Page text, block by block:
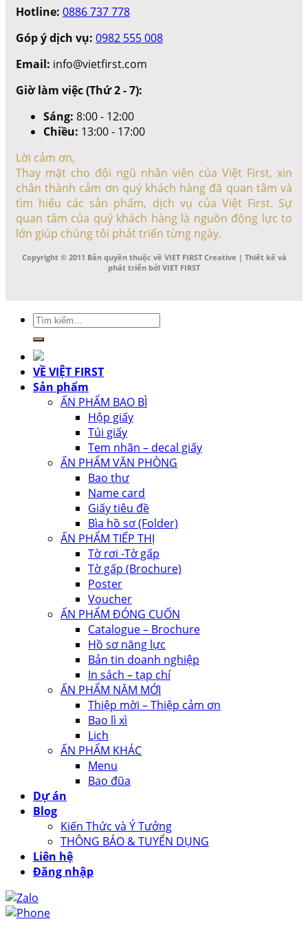
Hotline: 0886 737 778
Góp ý dịch vụ: 0982 555 008
Email: info@vietfirst.com
Giờ làm việc (Thứ 2 - 7):
Sáng: 8:00 - 12:00
Chiều: 13:00 - 17:00
Lời cảm ơn,
Thay mặt cho đội ngũ nhân viên của Việt First, xin
chân thành cảm ơn quý khách hàng đã quan tâm và
tìm hiểu các sản phẩm, dịch vụ của Việt First. Sự
quan tâm của quý khách hàng là nguồn động lực to
lớn giúp chúng tôi phát triển từng ngày.
Copyright © 2011 Bản quyền thuộc về VIET FIRST Creative | Thiết kế và
phát triển bởi VIET FIRST
Tìm
kiếm:
VỀ VIỆT FIRST
Sản phẩm
ẤN PHẨM BAO BÌ
Hộp giấy
Túi giấy
Tem nhãn – decal giấy
ẤN PHẨM VĂN PHÒNG
Bao thư
Name card
Giấy tiêu đề
Bìa hồ sơ (Folder)
ẤN PHẨM TIẾP THỊ
Tờ rơi -Tờ gấp
Tờ gấp (Brochure)
Poster
Voucher
ẤN PHẨM ĐÓNG CUỐN
Catalogue – Brochure
Hồ sơ năng lực
Bản tin doanh nghiệp
In sách – tạp chí
ẤN PHẨM NĂM MỚI
Thiệp mời – Thiệp cảm ơn
Bao lì xì
Lịch
ẤN PHẨM KHÁC
Menu
Bao đũa
Dự án
Blog
Kiến Thức và Ý Tưởng
THÔNG BÁO & TUYỂN DỤNG
Liên hệ
Đăng nhập